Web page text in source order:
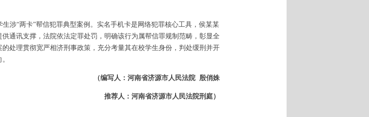
生涉“两卡”帮信犯罪典型案例。实名手机卡是网络犯罪核心工具，侯某某
通讯支撑，法院依法定罪处罚，明确该行为属帮信罪规制范畴，彰显全
处理贯彻宽严相济刑事政策，充分考量其在校学生身份，判处缓刑并开
（编写人：河南省济源市人民法院 殷俏姝
推荐人：河南省济源市人民法院刑庭）